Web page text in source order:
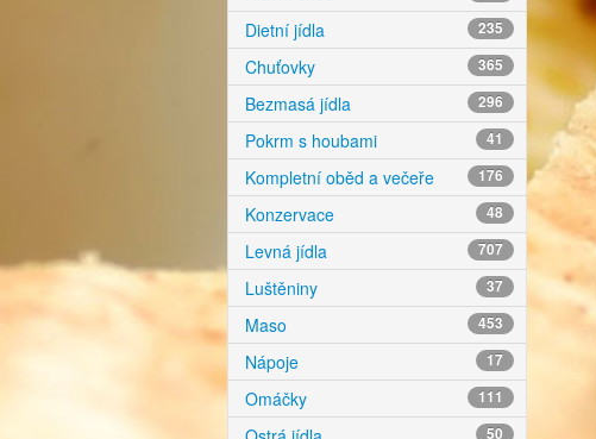
Dietní jídla 235
Chuťovky 365
Bezmasá jídla 296
Pokrm s houbami 41
Kompletní oběd a večeře 176
Konzervace 48
Levná jídla 707
Luštěniny 37
Maso 453
Nápoje 17
Omáčky 111
50